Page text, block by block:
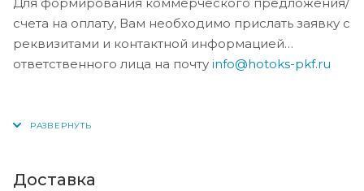
счета на оплату, Вам необходимо прислать заявку с
реквизитами и контактной информацией
ответственного лица на почту info@hotoks-pkf.ru
Доставка